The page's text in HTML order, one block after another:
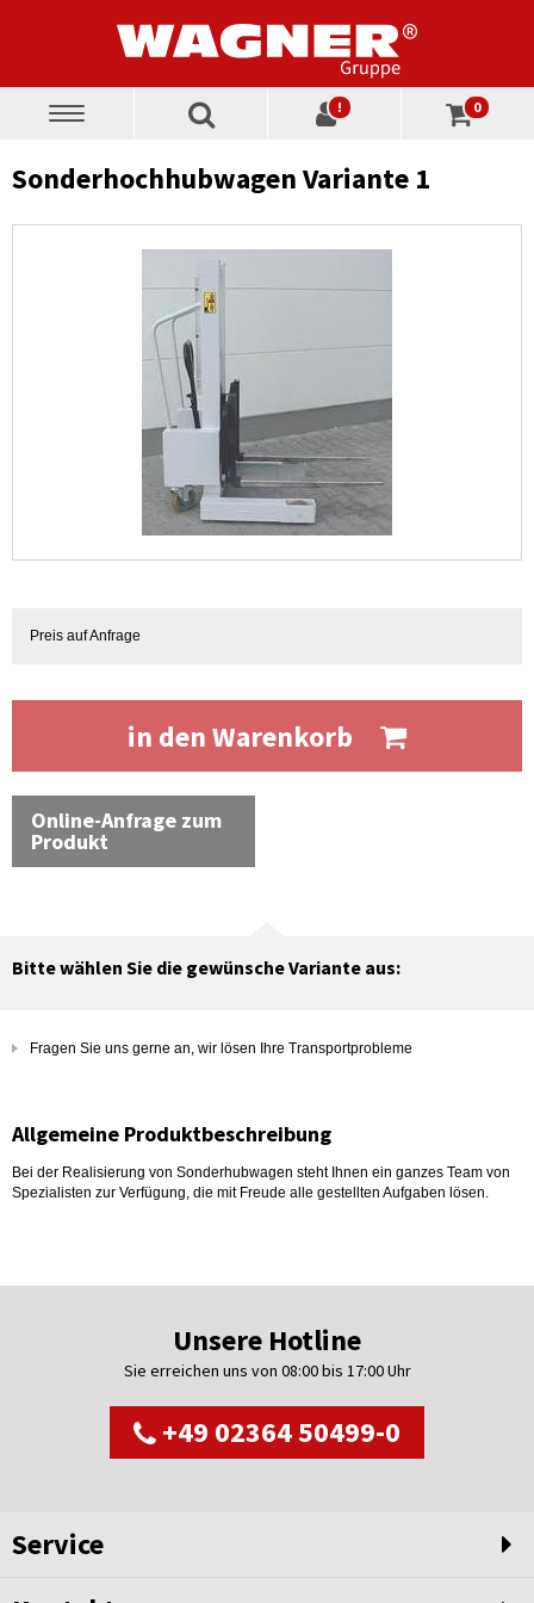
Toggle
! 0
Sonderhochhubwagen Variante 1
Preis auf Anfrage
in den Warenkorb
Online-Anfrage zum
Produkt
Bitte wählen Sie die gewünsche Variante aus:
Fragen Sie uns gerne an, wir lösen Ihre Transportprobleme
Allgemeine Produktbeschreibung
Bei der Realisierung von Sonderhubwagen steht Ihnen ein ganzes Team von
Spezialisten zur Verfügung, die mit Freude alle gestellten Aufgaben lösen.
Unsere Hotline
Sie erreichen uns von 08:00 bis 17:00 Uhr
+49 02364 50499-0
Service